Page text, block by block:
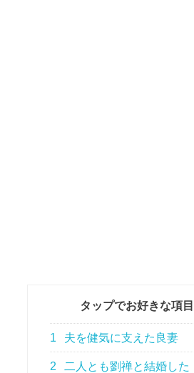
タップでお好きな項
1 夫を健気に支えた良妻
2 二人とも劉禅と結婚した